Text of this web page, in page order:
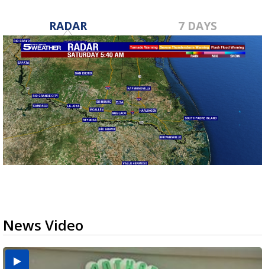
RADAR 7 DAYS
News Video